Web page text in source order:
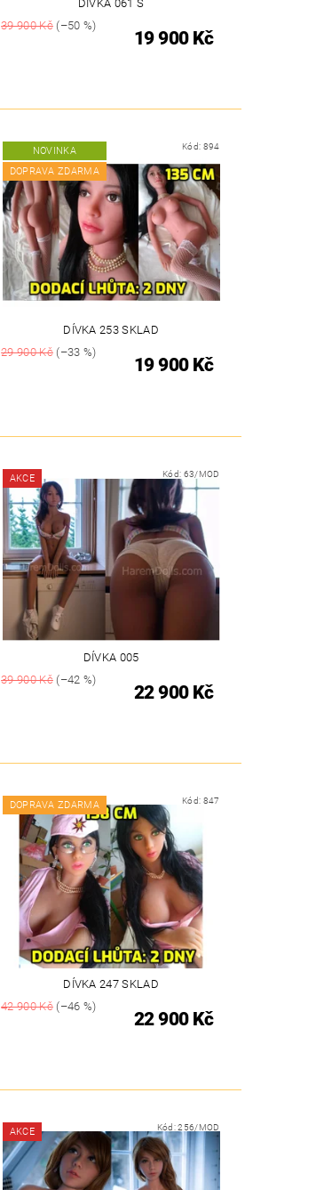
DÍVKA 061 S
39 900 Kč(–50 %)
19 900 Kč
NOVINKA
DOPRAVA ZDARMA
Kód: 894
DÍVKA 253 SKLAD
29 900 Kč(–33 %)
19 900 Kč
AKCE Kód: 63/MOD
DÍVKA 005
39 900 Kč(–42 %)
22 900 Kč
DOPRAVA ZDARMA Kód: 847
DÍVKA 247 SKLAD
42 900 Kč(–46 %)
22 900 Kč
AKCE Kód:256/MOD